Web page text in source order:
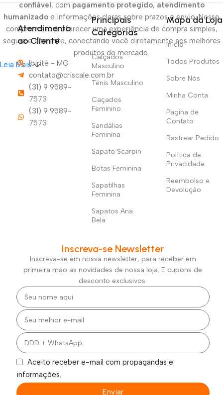
confiável, compagamento protegido,atendimento
humanizado e informações claras sobre prazos e envio. Nosso
compromisso é oferecer uma experiência de compra simples,
segura e eficiente, conectando você diretamente aos melhores
produtos do mercado.
Leia Mais
Atendimento
ao Cliente
Ibirité - MG
contato@criscale.com.br
(31) 9 9589-
7573
(31) 9 9589-
7573
Principais
Categorias
Calçados
Masculino
Tênis Masculino
Caçados
Feminino
Sandálias
Feminina
Sapato Scarpin
Botas Feminina
Sapatilhas
Feminina
Sapatos Ana
Bela
Mapa da Loja
Início
Todos Produtos
Sobre Nòs
Minha Conta
Pagina de
Contato
Rastrear Pedido
Política de
Privacidade
Reembolso e
Devolução
Inscreva-se Newsletter
Inscreva-se em nossa newsletter, para receber em
primeira mão as novidades de nossa loja. E cupons de
desconto exclusivos.
Aceito receber e-mail com propagandas e
informações.
Enviar